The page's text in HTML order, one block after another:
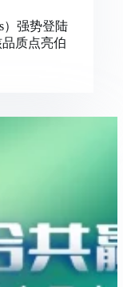
）强势登陆
品质点亮伯